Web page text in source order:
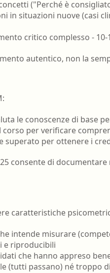
("Perché è
in situazioni nuove (casi
critico complesso - 10-
autentico, non la
le conoscenze di base
corso per verificare
superato per ottenere i
consente di documentare
caratteristiche
intende misurare
e riproducibili
che hanno appreso
(tutti passano) né troppo